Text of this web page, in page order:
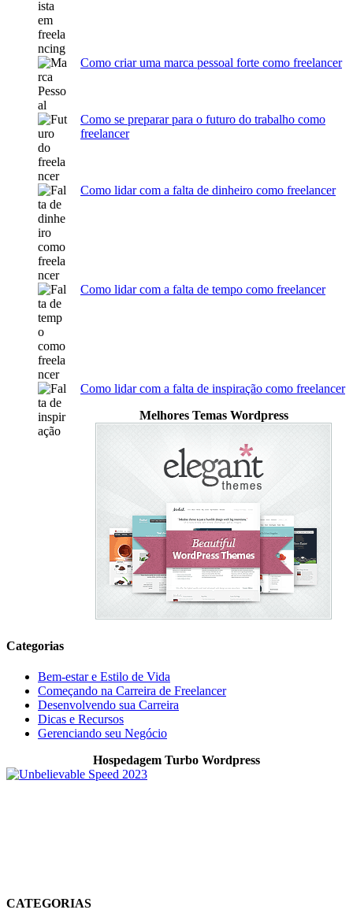
Como criar uma marca pessoal forte como freelancer
Como se preparar para o futuro do trabalho como
freelancer
Como lidar com a falta de dinheiro como freelancer
Como lidar com a falta de tempo como freelancer
Como lidar com a falta de inspiração como freelancer
Melhores Temas Wordpress
Categorias
Bem-estar e Estilo de Vida
Começando na Carreira de Freelancer
Desenvolvendo sua Carreira
Dicas e Recursos
Gerenciando seu Negócio
Hospedagem Turbo Wordpress
CATEGORIAS